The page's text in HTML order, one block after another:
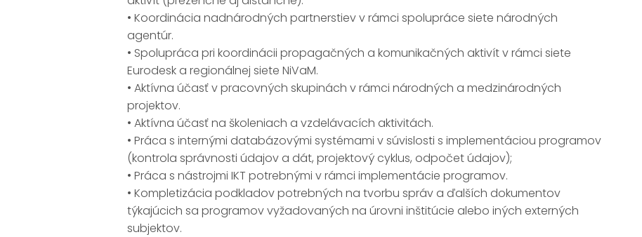
• Koordinácia nadnárodných partnerstiev v rámci spolupráce siete národných
agentúr.
• Spolupráca pri koordinácii propagačných a komunikačných aktivít v rámci siete
Eurodesk a regionálnej siete NiVaM.
• Aktívna účasť v pracovných skupinách v rámci národných a medzinárodných
projektov.
• Aktívna účasť na školeniach a vzdelávacích aktivitách.
• Práca s internými databázovými systémami v súvislosti s implementáciou programov
(kontrola správnosti údajov a dát, projektový cyklus, odpočet údajov);
• Práca s nástrojmi IKT potrebnými v rámci implementácie programov.
• Kompletizácia podkladov potrebných na tvorbu správ a ďalších dokumentov
týkajúcich sa programov vyžadovaných na úrovni inštitúcie alebo iných externých
subjektov.